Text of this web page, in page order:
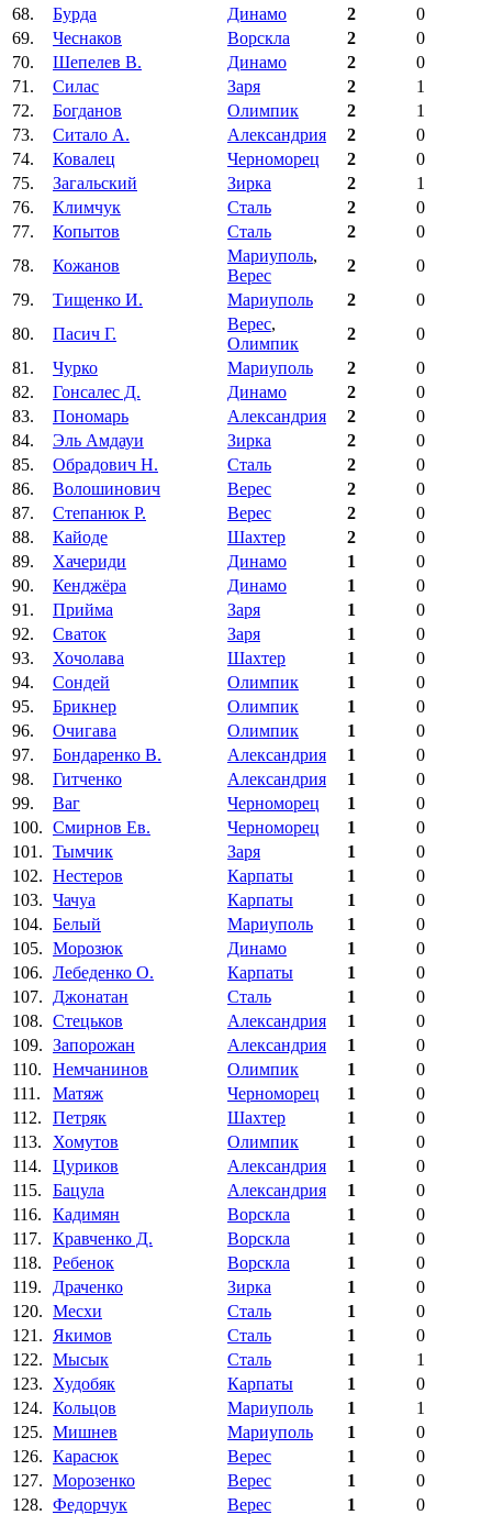
68.
Бурда Динамо 2
0
69.
Чеснаков Ворскла 2
0
70.
Шепелев В. Динамо 2
0
71.
Силас Заря 2
1
72.
Богданов Олимпик 2
1
73.
Ситало А. Александрия 2
0
74.
Ковалец Черноморец 2
0
75.
Загальский Зирка 2
1
76.
Климчук Сталь 2
0
77.
Копытов Сталь 2
0
78.
Кожанов
Мариуполь,
Верес
2
0
79.
Тищенко И. Мариуполь 2
0
80.
Пасич Г.
Верес,
Олимпик
2
0
81.
Чурко Мариуполь 2
0
82.
Гонсалес Д. Динамо 2
0
83.
Пономарь Александрия 2
0
84.
Эль Амдауи Зирка 2
0
85.
Обрадович Н. Сталь 2
0
86.
Волошинович Верес 2
0
87.
Степанюк Р. Верес 2
0
88.
Кайоде Шахтер 2
0
89.
Хачериди Динамо 1
0
90.
Кенджёра Динамо 1
0
91.
Прийма Заря 1
0
92.
Сваток Заря 1
0
93.
Хочолава Шахтер 1
0
94.
Сондей Олимпик 1
0
95.
Брикнер Олимпик 1
0
96.
Очигава Олимпик 1
0
97.
Бондаренко В. Александрия 1
0
98.
Гитченко Александрия 1
0
99.
Ваг Черноморец 1
0
100. Смирнов Ев. Черноморец 1
0
101. Тымчик Заря 1
0
102. Нестеров Карпаты 1
0
103. Чачуа Карпаты 1
0
104. Белый Мариуполь 1
0
105. Морозюк Динамо 1
0
106. Лебеденко О. Карпаты 1
0
107.
Джонатан Сталь 1
0
108. Стецьков Александрия 1
0
109. Запорожан Александрия 1
0
110.
Немчанинов Олимпик 1
0
111.
Матяж Черноморец 1
0
112.
Петряк Шахтер 1
0
113.
Хомутов Олимпик 1
0
114.
Цуриков Александрия 1
0
115.
Бацула Александрия 1
0
116.
Кадимян Ворскла 1
0
117.
Кравченко Д. Ворскла 1
0
118.
Ребенок Ворскла 1
0
119.
Драченко Зирка 1
0
120. Месхи Сталь 1
0
121.
Якимов Сталь 1
0
122. Мысык Сталь 1
1
123.
Худобяк Карпаты 1
0
124. Кольцов Мариуполь 1
1
125. Мишнев Мариуполь 1
0
126. Карасюк Верес 1
0
127. Морозенко Верес 1
0
128. Федорчук Верес 1
0